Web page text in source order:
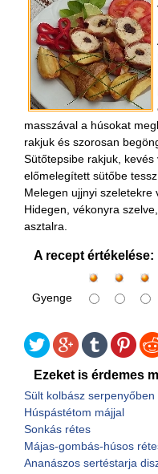
masszával a húsokat
rakjuk és szorosan
Sütőtepsibe rakjuk,
előmelegített sütőbe
Melegen ujjnyi szeletekre
Hidegen, vékonyra
asztalra.
A recept értékelése:
Gyenge
Ezeket is érdemes
Sült kolbász serpenyőben
Húspástétom májjal
Sonkás rétes
Májas-gombás-húsos
Ananászos sertéstarja